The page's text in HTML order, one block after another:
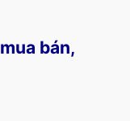
bán,